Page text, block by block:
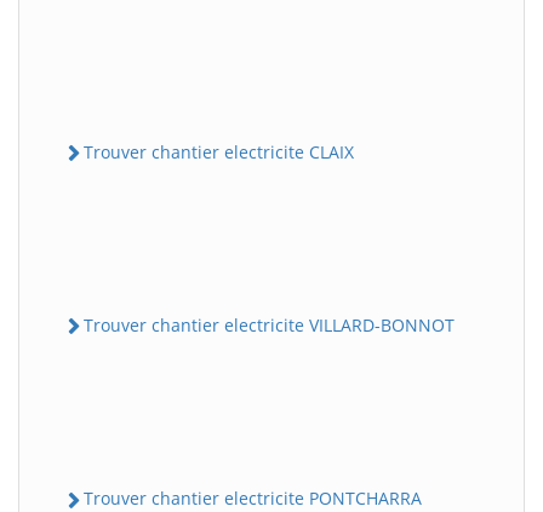
Trouver chantier electricite CLAIX
Trouver chantier electricite VILLARD-BONNOT
Trouver chantier electricite PONTCHARRA